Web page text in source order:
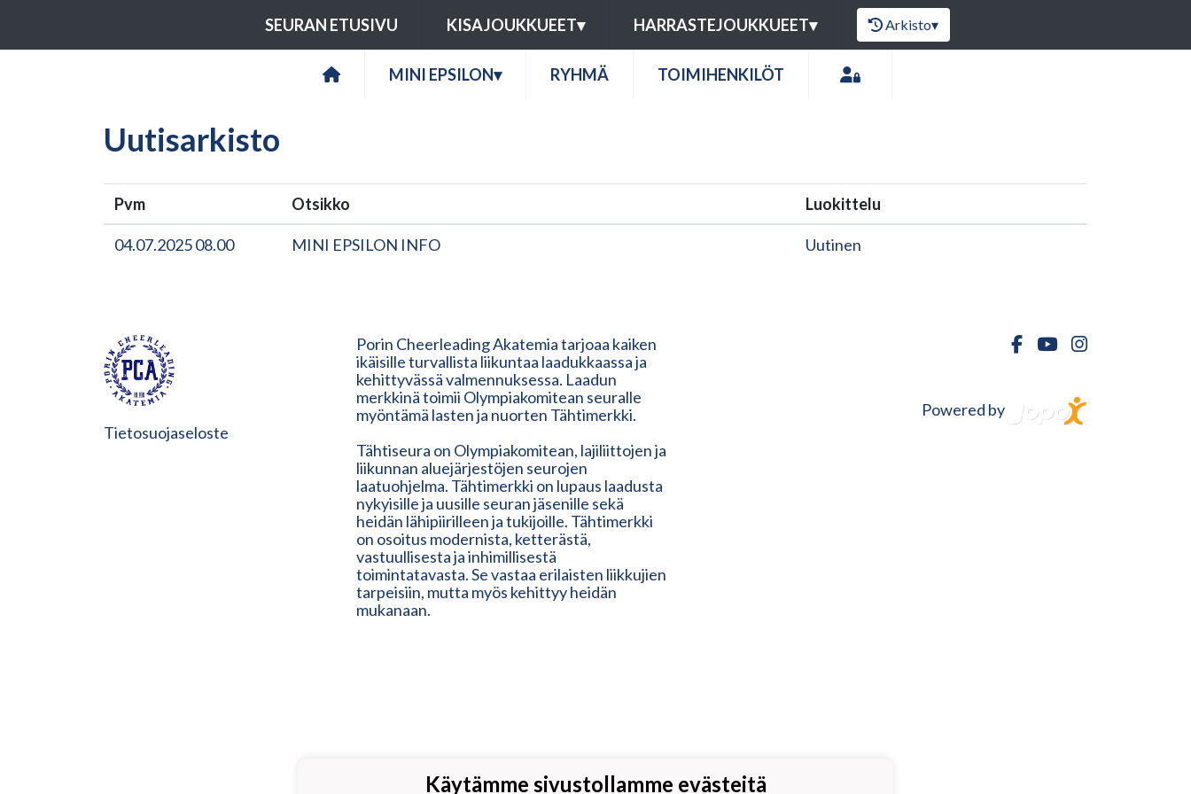
SEURAN ETUSIVU KISAJOUKKUEET▾ HARRASTEJOUKKUEET▾ Arkisto▾
MINI EPSILON▾ RYHMÄ TOIMIHENKILÖT
Uutisarkisto
Pvm Otsikko Luokittelu
04.07.2025 08.00 MINI EPSILON INFO Uutinen
Tietosuojaseloste
Porin Cheerleading Akatemia tarjoaa kaiken
ikäisille turvallista liikuntaa laadukkaassa ja
kehittyvässä valmennuksessa. Laadun
merkkinä toimii Olympiakomitean seuralle
myöntämä lasten ja nuorten Tähtimerkki.
Tähtiseura on Olympiakomitean, lajiliittojen ja
liikunnan aluejärjestöjen seurojen
laatuohjelma. Tähtimerkki on lupaus laadusta
nykyisille ja uusille seuran jäsenille sekä
heidän lähipiirilleen ja tukijoille. Tähtimerkki
on osoitus modernista, ketterästä,
vastuullisesta ja inhimillisestä
toimintatavasta. Se vastaa erilaisten liikkujien
tarpeisiin, mutta myös kehittyy heidän
mukanaan.
Powered by
Käytämme sivustollamme evästeitä